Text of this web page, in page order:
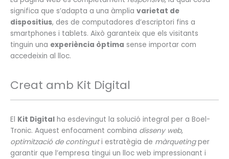
significa que s’adapta a una àmplia varietat de
dispositius, des de computadores d’escriptori fins a
smartphones i tablets. Això garanteix que els visitants
tinguin una experiència òptima sense importar com
accedeixin al lloc.
Creat amb Kit Digital
El Kit Digital ha esdevingut la solució integral per a Boel-
Tronic. Aquest enfocament combina disseny web,
optimització de continguti estratègia de màrquetingper
garantir que l’empresa tingui un lloc web impressionant i